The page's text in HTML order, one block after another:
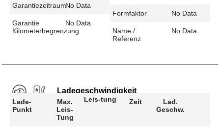
GarantiezeitraumNo Data
Garantie
Kilometerbegrenzung
No Data
Formfaktor No Data
Name /
Referenz
No Data
Ladegeschwindigkeit
Lade-
Punkt
Max.
Leis-
Tung
Leis-tung Zeit
Lad.
Geschw.